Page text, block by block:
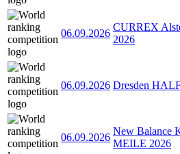
06.09.2026
CURREX
2026
06.09.2026 Dresden
06.09.2026
New Balance
MEILE 2026